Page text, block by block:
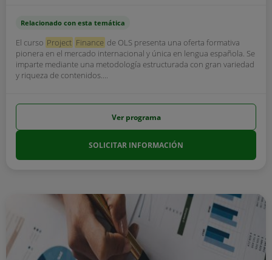
Relacionado con esta temática
El curso Project Finance de OLS presenta una oferta formativa
pionera en el mercado internacional y única en lengua española. Se
imparte mediante una metodología estructurada con gran variedad
y riqueza de contenidos....
Ver programa
SOLICITAR INFORMACIÓN